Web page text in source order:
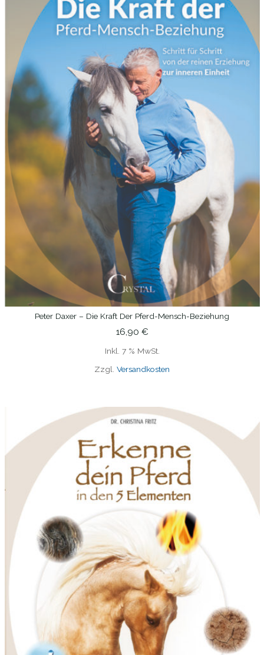
IN DEN WARENKORB
Peter Daxer – Die Kraft Der Pferd-Mensch-Beziehung
16,90 €
Inkl. 7 % MwSt.
Zzgl. Versandkosten